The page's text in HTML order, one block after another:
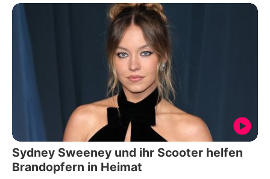
Sydney Sweeney und ihr Scooter helfen
Brandopfern in Heimat